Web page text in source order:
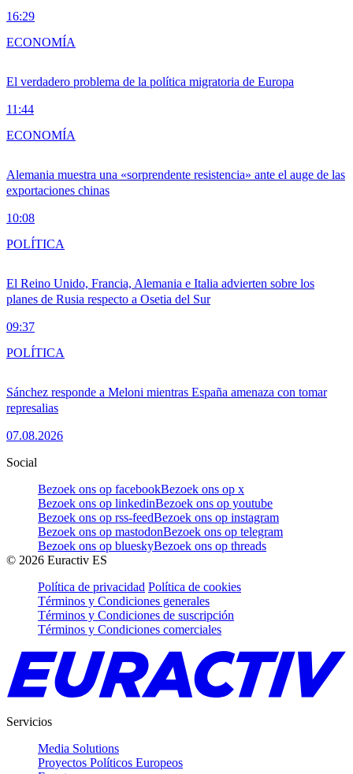
16:29
El verdadero problema de la política migratoria de Europa
11:44
ECONOMÍA
Alemania muestra una «sorprendente resistencia» ante el auge de las
exportaciones chinas
10:08
ECONOMÍA
El Reino Unido, Francia, Alemania e Italia advierten sobre los
planes de Rusia respecto a Osetia del Sur
09:37
POLÍTICA
Sánchez responde a Meloni mientras España amenaza con tomar
represalias
07.08.2026
POLÍTICA
Social
Bezoek ons op facebookBezoek ons op x
Bezoek ons op linkedinBezoek ons op youtube
Bezoek ons op rss-feedBezoek ons op instagram
Bezoek ons op mastodonBezoek ons op telegram
Bezoek ons op blueskyBezoek ons op threads
© 2026 Euractiv ES
Política de privacidad Política de cookies
Términos y Condiciones generales
Términos y Condiciones de suscripción
Términos y Condiciones comerciales
Servicios
Media Solutions
Proyectos Políticos Europeos